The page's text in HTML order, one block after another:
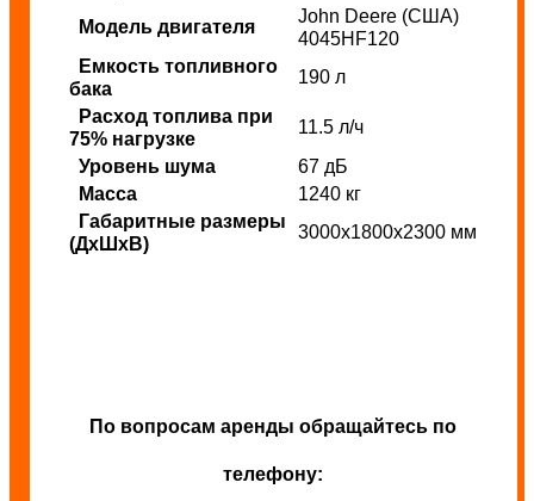
Модель двигателя
John Deere (США)
4045HF120
Емкость топливного
бака
190 л
Расход топлива при
75% нагрузке
11.5 л/ч
Уровень шума
67 дБ
Масса
1240 кг
Габаритные размеры
(ДхШхВ)
3000x1800x2300 мм
По вопросам аренды обращайтесь по
телефону: